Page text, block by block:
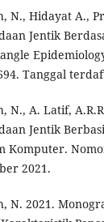
N., Hidayat A.,
Jentik
Tanggal
N., A. Latif,
Jentik
Komputer.
2021.
N. 2021.